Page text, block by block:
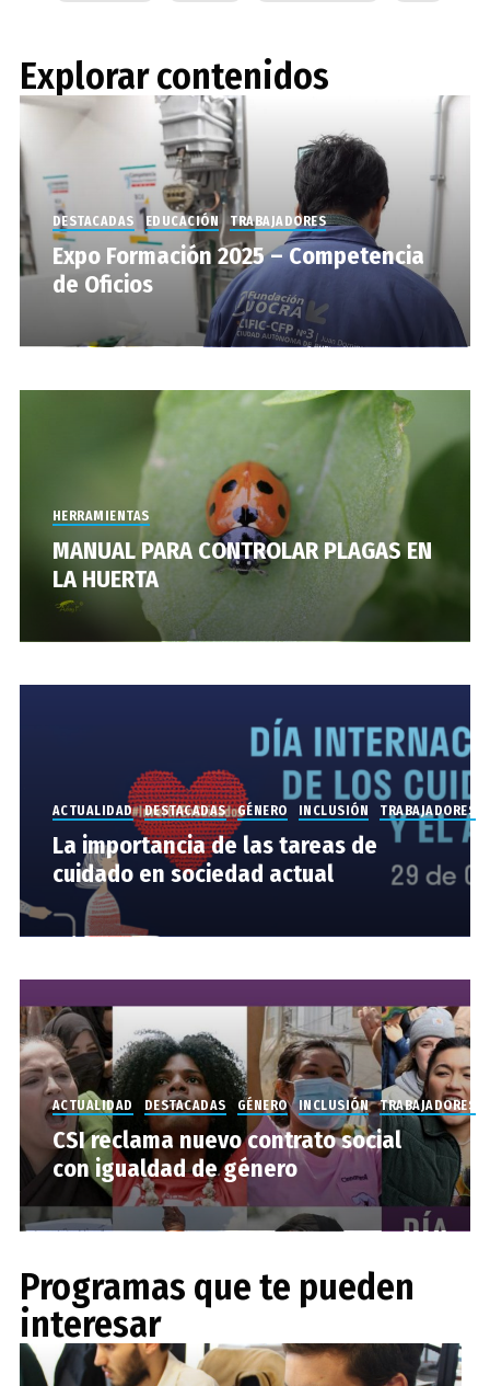
Explorar contenidos
DESTACADAS EDUCACIÓN TRABAJADORES
Expo Formación 2025 – Competencia
de Oficios
HERRAMIENTAS
MANUAL PARA CONTROLAR PLAGAS EN
LA HUERTA
ACTUALIDAD DESTACADAS GÉNERO INCLUSIÓN TRABAJADORES
La importancia de las tareas de
cuidado en sociedad actual
ACTUALIDAD DESTACADAS GÉNERO INCLUSIÓN TRABAJADORES
CSI reclama nuevo contrato social
con igualdad de género
Programas que te pueden
interesar